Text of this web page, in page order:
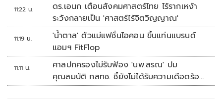
11:22 น.
ดร.เอนก เตือนสังคมศาสตร์ไทย ไร้รากเหง้า
ระวังกลายเป็น 'ศาสตร์ไร้จิตวิญญาณ'
11:19 น.
'น้ำตาล' ตัวแม่แฟชั่นไอคอน ขึ้นแท่นแบรนด์
แอมฯ FitFlop
11:11 น.
ศาลปกครองไม่รับฟ้อง 'นพ.สรณ' ปม
คุณสมบัติ กสทช. ชี้ยังไม่ได้รับความเดือดร้อน
เสียหาย